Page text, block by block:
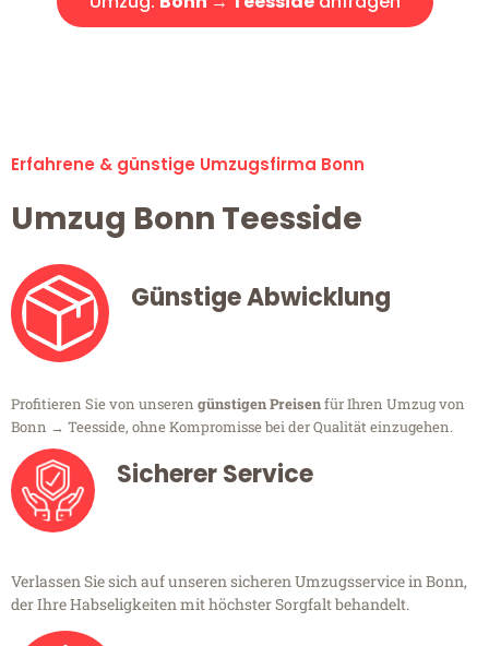
Erfahrene & günstige Umzugsfirma Bonn
Umzug Bonn Teesside
Günstige Abwicklung
Profitieren Sie von unseren günstigen Preisenfür Ihren Umzug von
Bonn → Teesside, ohne Kompromisse bei der Qualität einzugehen.
Sicherer Service
Verlassen Sie sich auf unseren sicheren Umzugsservice in Bonn,
der Ihre Habseligkeiten mit höchster Sorgfalt behandelt.